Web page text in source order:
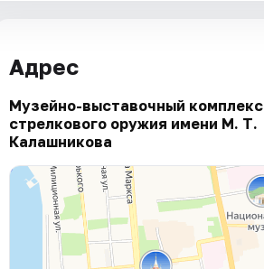
Адрес
Музейно-выставочный комплекс
стрелкового оружия имени М. Т.
Калашникова